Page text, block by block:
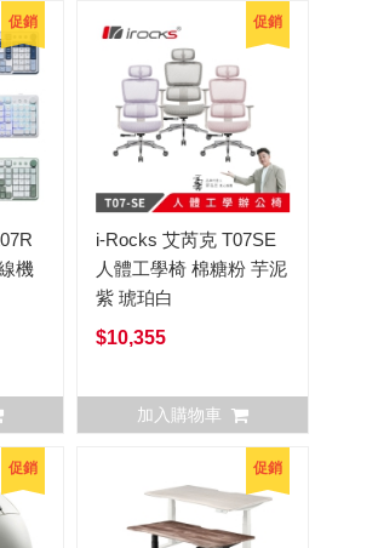
促銷
機
促銷
i-Rocks 艾芮克 T07SE
人體工學椅 棉糖粉 芋泥
紫 琥珀白
$10,355
加入購物車
促銷 促銷